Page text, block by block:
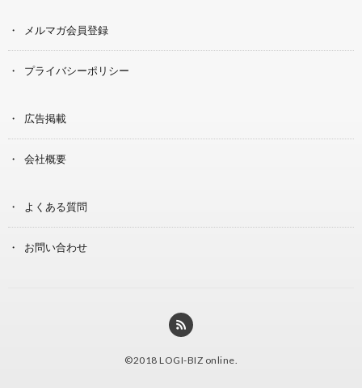
メルマガ会員登録
プライバシーポリシー
広告掲載
会社概要
よくある質問
お問い合わせ
©2018 LOGI-BIZ online